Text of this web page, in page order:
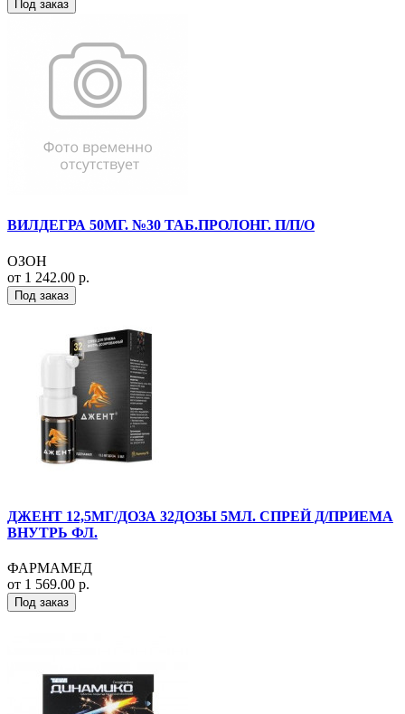
Под заказ
ВИЛДЕГРА 50МГ. №30 ТАБ.ПРОЛОНГ. П/П/О
ОЗОН
от 1 242.00 р.
Под заказ
ДЖЕНТ 12,5МГ/ДОЗА 32ДОЗЫ 5МЛ. СПРЕЙ Д/ПРИЕМА
ВНУТРЬ ФЛ.
ФАРМАМЕД
от 1 569.00 р.
Под заказ